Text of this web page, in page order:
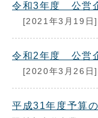
令和3年度 公営
[2021年3月19日]
令和2年度 公営
[2020年3月26日]
平成31年度予算